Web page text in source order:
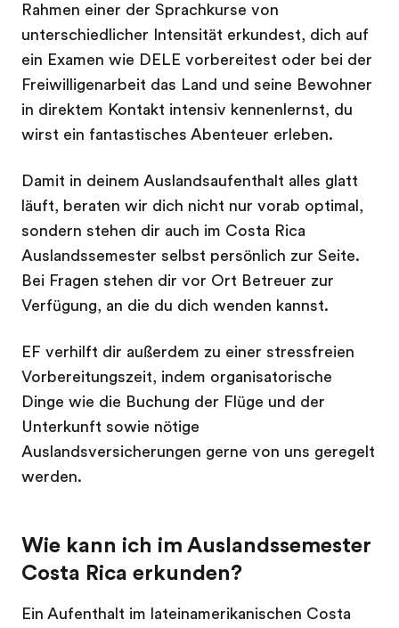
Rahmen einer der Sprachkurse von
unterschiedlicher Intensität erkundest, dich auf
ein Examen wie DELE vorbereitest oder bei der
Freiwilligenarbeit das Land und seine Bewohner
in direktem Kontakt intensiv kennenlernst, du
wirst ein fantastisches Abenteuer erleben.
Damit in deinem Auslandsaufenthalt alles glatt
läuft, beraten wir dich nicht nur vorab optimal,
sondern stehen dir auch im Costa Rica
Auslandssemester selbst persönlich zur Seite.
Bei Fragen stehen dir vor Ort Betreuer zur
Verfügung, an die du dich wenden kannst.
EF verhilft dir außerdem zu einer stressfreien
Vorbereitungszeit, indem organisatorische
Dinge wie die Buchung der Flüge und der
Unterkunft sowie nötige
Auslandsversicherungen gerne von uns geregelt
werden.
Wie kann ich im Auslandssemester
Costa Rica erkunden?
Ein Aufenthalt im lateinamerikanischen Costa